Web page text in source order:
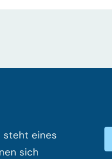
steht eines
sich